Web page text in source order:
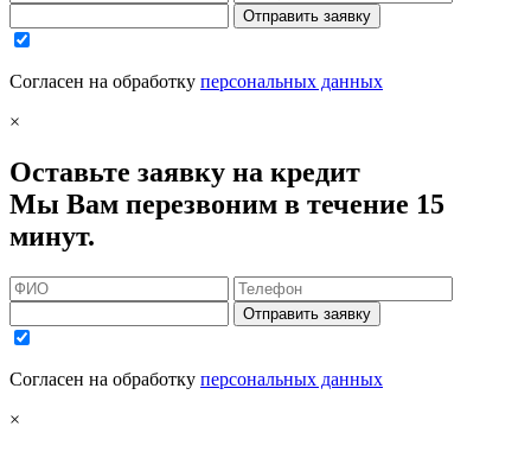
Отправить заявку
Согласен на обработку персональных данных
×
Оставьте заявку на кредит
Мы Вам перезвоним в течение 15
минут.
Отправить заявку
Согласен на обработку персональных данных
×